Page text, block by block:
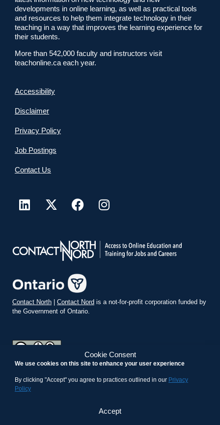
Cookie Consent
We use cookies on this site to enhance your user experience
By clicking "Accept" you agree to practices outlined in our Privacy
Policy
Accept
developments in online learning, as well as practical tools
and resources to help them integrate technology in their
teaching in a way that improves the learning experience for
their students.
More than 542,000 faculty and instructors visit
teachonline.ca each year.
Accessibility
Disclaimer
Privacy Policy
Job Postings
Contact Us
Contact North | Contact Nord is a not-for-profit corporation funded by
the Government of Ontario.
Commons Attribution-ShareAlike 4.0 International License.